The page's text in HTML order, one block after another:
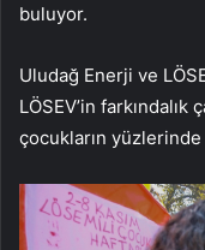
buluyor.
Uludağ Enerji ve
LÖSEV’in
çocukların